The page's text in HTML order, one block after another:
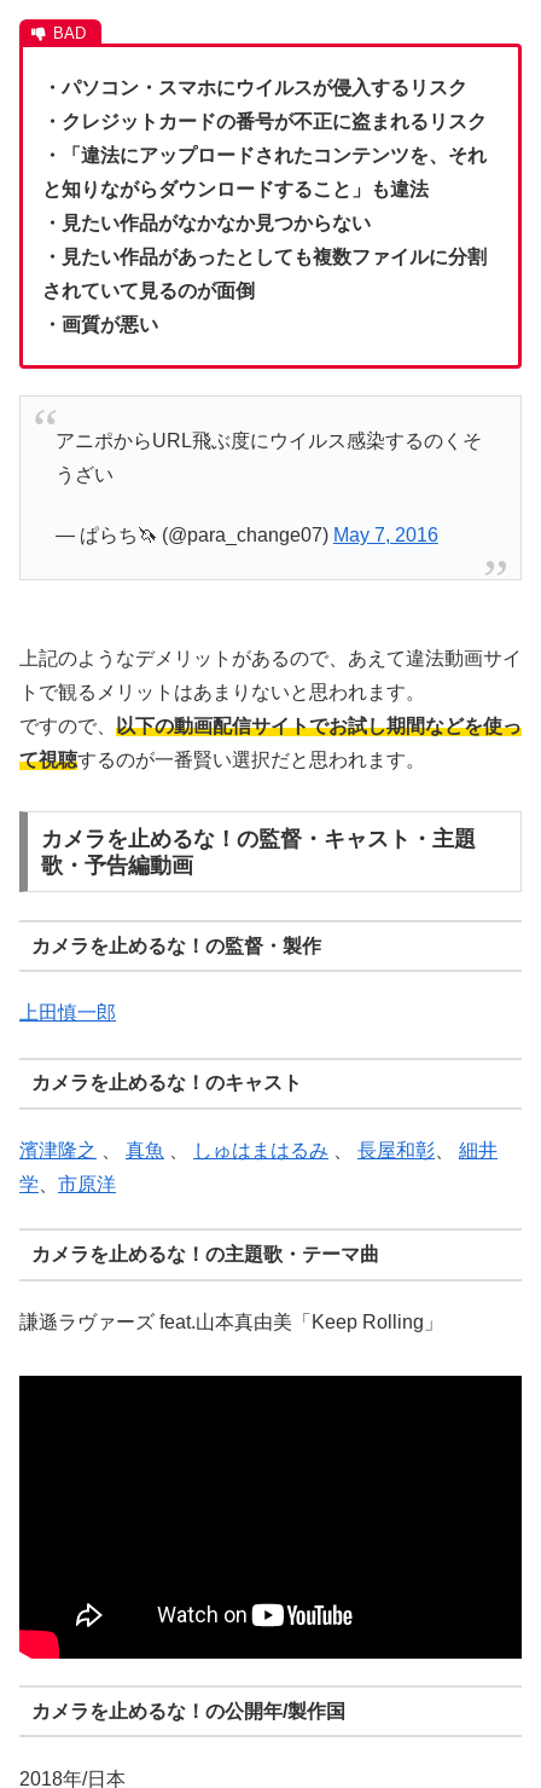
・パソコン・スマホにウイルスが侵入するリスク
・クレジットカードの番号が不正に盗まれるリスク
・「違法にアップロードされたコンテンツを、それ
と知りながらダウンロードすること」も違法
・見たい作品がなかなか見つからない
・見たい作品があったとしても複数ファイルに分割
されていて見るのが面倒
・画質が悪い
アニポからURL飛ぶ度にウイルス感染するのくそ
うざい
— ぱらち🦄 (@para_change07) May 7, 2016
上記のようなデメリットがあるので、あえて違法動画サイ
トで観るメリットはあまりないと思われます。
ですので、 以下の動画配信サイトでお試し期間などを使っ
て視聴するのが一番賢い選択だと思われます。
カメラを止めるな！の監督・キャスト・主題
歌・予告編動画
カメラを止めるな！の監督・製作
上田慎一郎
カメラを止めるな！のキャスト
濱津隆之 真魚 しゅはまはるみ 長屋和彰
細井
学
市原洋
カメラを止めるな！の主題歌・テーマ曲
謙遜ラヴァーズ feat.山本真由美「Keep Rolling」
カメラを止めるな！の公開年/製作国
2018年/日本